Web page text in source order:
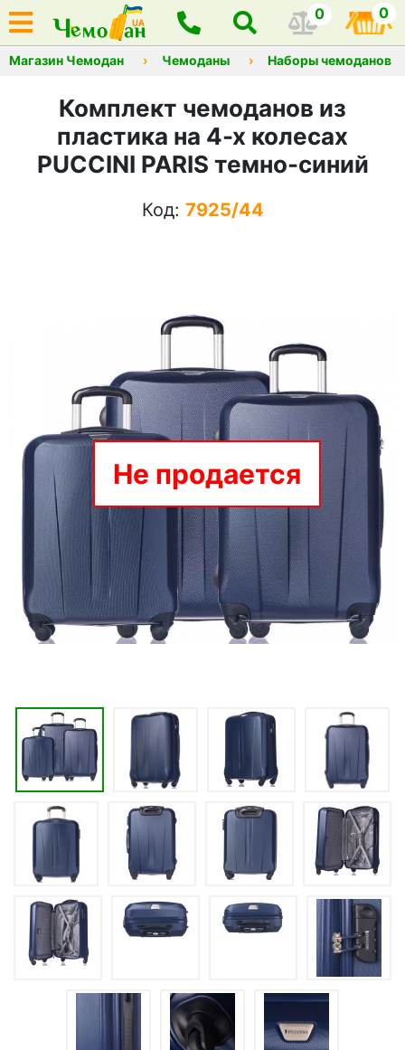
0 0
Магазин Чемодан Чемоданы Наборы чемоданов
Комплект чемоданов из
пластика на 4-х колесах
PUCCINI PARIS темно-синий
Код: 7925/44
Не продается